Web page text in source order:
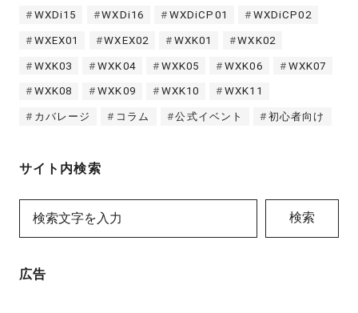
WXDi15 WXDi16 WXDiCP01 WXDiCP02
WXEX01 WXEX02 WXK01 WXK02
WXK03 WXK04 WXK05 WXK06 WXK07
WXK08 WXK09 WXK10 WXK11
カバレージ コラム 公式イベント 初心者向け
サイト内検索
検索
広告